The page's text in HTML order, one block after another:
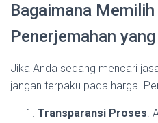
Bagaimana
Penerjemahan
Jika Anda sedang mencari
jangan terpaku pada harga.
Transparansi Proses.